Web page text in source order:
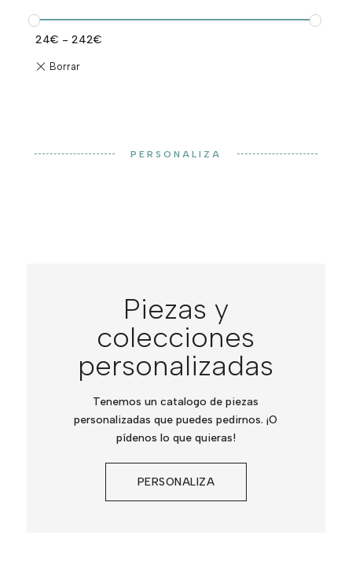
24€ - 242€
PERSONALIZA
Piezas y
colecciones
personalizadas
Tenemos un catalogo de piezas
personalizadas que puedes pedirnos. ¡O
pídenos lo que quieras!
PERSONALIZA